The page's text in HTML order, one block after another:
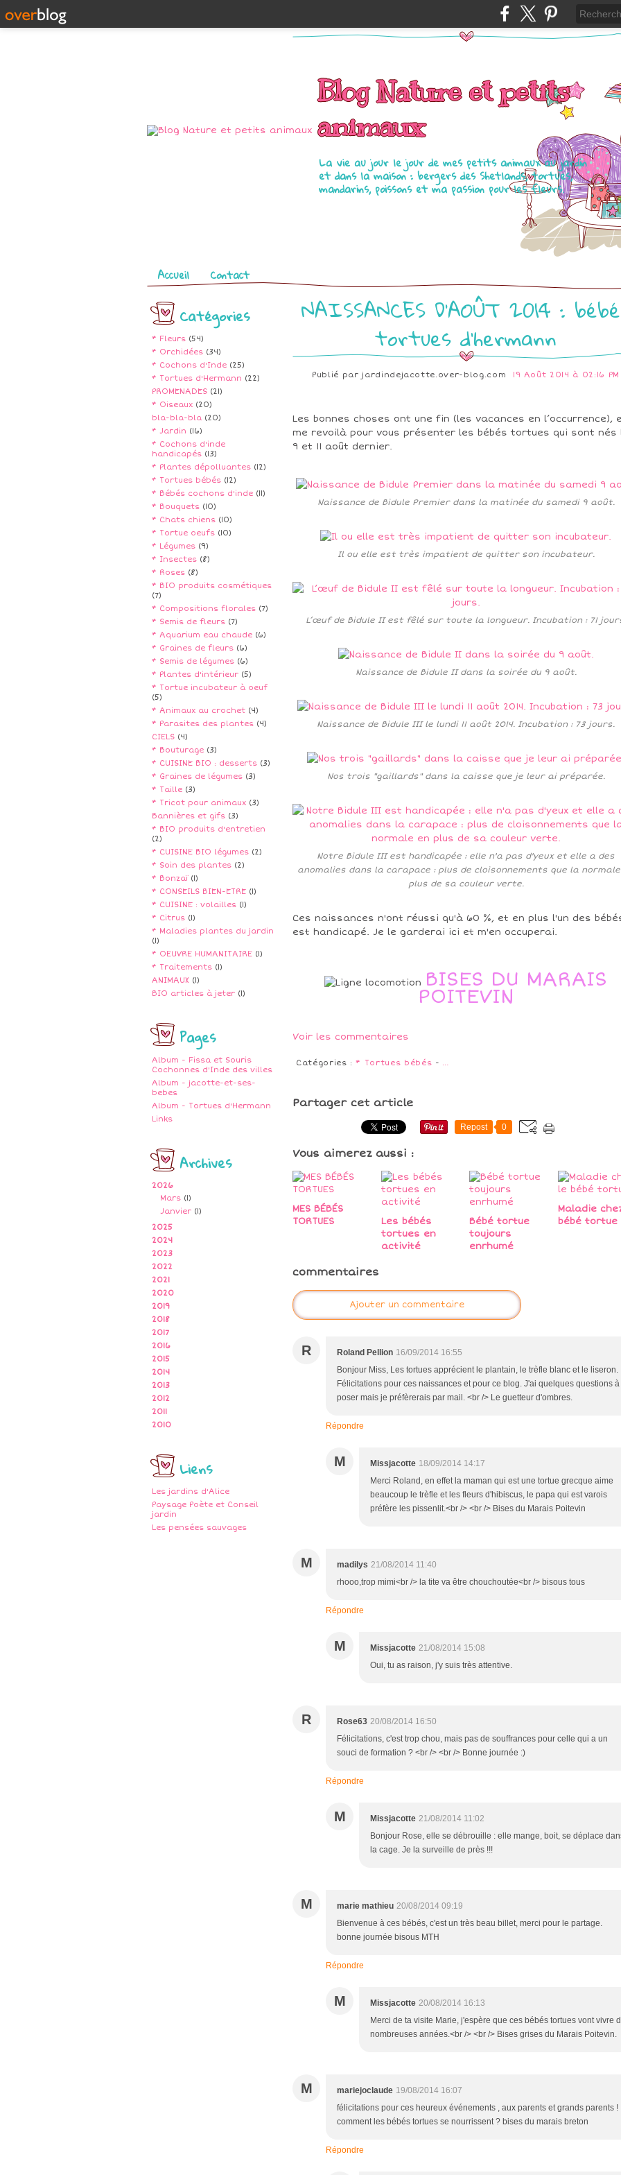
Blog Nature et petits
animaux
La vie au jour le jour de mes petits animaux au jardin
et dans la maison : bergers des Shetlands, tortues,
mandarins, poissons et ma passion pour les fleurs.
Pages
Accueil Contact
Catégories
* Fleurs (54)
* Orchidées (34)
* Cochons d'Inde (25)
* Tortues d'Hermann (22)
PROMENADES (21)
* Oiseaux (20)
bla-bla-bla (20)
* Jardin (16)
* Cochons d'inde
handicapés (13)
* Plantes dépolluantes (12)
* Tortues bébés (12)
* Bébés cochons d'inde (11)
* Bouquets (10)
* Chats chiens (10)
* Tortue oeufs (10)
* Légumes (9)
* Insectes (8)
* Roses (8)
* BIO produits cosmétiques
(7)
* Compositions florales (7)
* Semis de fleurs (7)
* Aquarium eau chaude (6)
* Graines de fleurs (6)
* Semis de légumes (6)
* Plantes d'intérieur (5)
* Tortue incubateur à oeuf
(5)
* Animaux au crochet (4)
* Parasites des plantes (4)
CIELS (4)
* Bouturage (3)
* CUISINE BIO : desserts (3)
* Graines de légumes (3)
* Taille (3)
* Tricot pour animaux (3)
Bannières et gifs (3)
* BIO produits d'entretien
(2)
* CUISINE BIO légumes (2)
* Soin des plantes (2)
* Bonzaï (1)
* CONSEILS BIEN-ETRE (1)
* CUISINE : volailles (1)
* Citrus (1)
* Maladies plantes du jardin
(1)
* OEUVRE HUMANITAIRE (1)
* Traitements (1)
ANIMAUX (1)
BIO articles à jeter (1)
Pages
Album - Fissa et Souris
Cochonnes d'Inde des villes
Album - jacotte-et-ses-
bebes
Album - Tortues d'Hermann
Links
Archives
2026
Mars (1)
Janvier (1)
2025
2024
2023
2022
2021
2020
2019
2018
2017
2016
2015
2014
2013
2012
2011
2010
Liens
Les jardins d'Alice
Paysage Poète et Conseil
jardin
Les pensées sauvages
NAISSANCES D’AOÛT 2014 :
tortues d'hermann
Publié parjardindejacotte.over-blog.com 19 Août 2014 à 02:16 PM
Les bonnes choses ont une fin (les vacances en l’occurrence),
me revoilà pour vous présenter les bébés tortues qui sont nés
9 et 11 août dernier.
Naissance de Bidule Premier dans la matinée du samedi 9 août.
Il ou elle est très impatient de quitter son incubateur.
L’œuf de Bidule II est fêlé sur toute la longueur. Incubation : 71
Naissance de Bidule II dans la soirée du 9 août.
Naissance de Bidule III le lundi 11 août 2014. Incubation : 73 jours.
Nos trois "gaillards" dans la caisse que je leur ai préparée.
Notre Bidule III est handicapée : elle n'a pas d'yeux et elle a des
anomalies dans la carapace : plus de cloisonnements que la
plus de sa couleur verte.
Ces naissances n'ont réussi qu'à 60 %, et en plus l'un des
est handicapé. Je le garderai ici et m'en occuperai.
BISES DU MARAIS
POITEVIN
Voir les commentaires
Catégories :* Tortues bébés - …
Partager cet article
Repost 0
Vous aimerez aussi :
MES BÉBÉS
TORTUES
Les bébés
tortues en
activité
Bébé tortue
toujours
enrhumé
Maladie
bébé tortue
commentaires
Ajouter un commentaire
R Roland Pellion 16/09/2014 16:55
Bonjour Miss, Les tortues apprécient le plantain, le trèfle blanc et le liseron.
Félicitations pour ces naissances et pour ce blog. J'ai quelques questions à
poser mais je préfèrerais par mail. <br /> Le guetteur d'ombres.
Répondre
M Missjacotte 18/09/2014 14:17
Merci Roland, en effet la maman qui est une tortue grecque aime
beaucoup le trèfle et les fleurs d'hibiscus, le papa qui est varois
préfère les pissenlit.<br /> <br /> Bises du Marais Poitevin
M madilys 21/08/2014 11:40
rhooo,trop mimi<br /> la tite va être chouchoutée<br /> bisous tous
Répondre
M Missjacotte 21/08/2014 15:08
Oui, tu as raison, j'y suis très attentive.
R Rose63 20/08/2014 16:50
Félicitations, c'est trop chou, mais pas de souffrances pour celle qui a un
souci de formation ? <br /> <br /> Bonne journée :)
Répondre
M Missjacotte 21/08/2014 11:02
Bonjour Rose, elle se débrouille : elle mange, boit, se déplace
la cage. Je la surveille de près !!!
M marie mathieu 20/08/2014 09:19
Bienvenue à ces bébés, c'est un très beau billet, merci pour le partage.
bonne journée bisous MTH
Répondre
M Missjacotte 20/08/2014 16:13
Merci de ta visite Marie, j'espère que ces bébés tortues vont vivre
nombreuses années.<br /> <br /> Bises grises du Marais Poitevin.
M mariejoclaude 19/08/2014 16:07
félicitations pour ces heureux événements , aux parents et grands parents !
comment les bébés tortues se nourrissent ? bises du marais breton
Répondre